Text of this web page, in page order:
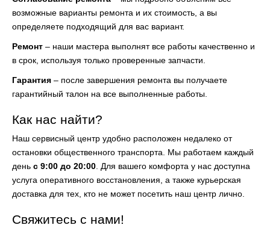
возможные варианты ремонта и их стоимость, а вы
определяете подходящий для вас вариант.
Ремонт – наши мастера выполнят все работы качественно и
в срок, используя только проверенные запчасти.
Гарантия – после завершения ремонта вы получаете
гарантийный талон на все выполненные работы.
Как нас найти?
Наш сервисный центр удобно расположен недалеко от
остановки общественного транспорта. Мы работаем каждый
день с 9:00 до 20:00 . Для вашего комфорта у нас доступна
услуга оперативного восстановления, а также курьерская
доставка для тех, кто не может посетить наш центр лично.
Свяжитесь с нами!